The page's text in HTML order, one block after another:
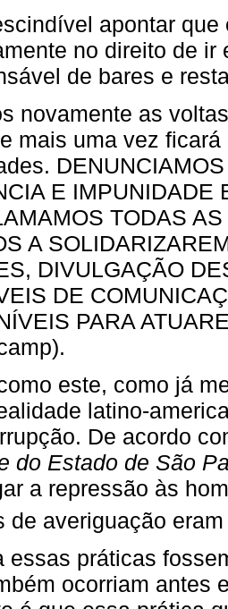
apontar
no direito de
de bares e
novamente as
mais uma vez
E IMPUNIDADE
TODAS
A
DIVULGAÇÃO
DE
PARA
este, como já
latino-
De acordo
do Estado de São
a repressão às
de averiguação
essas práticas
ocorriam antes